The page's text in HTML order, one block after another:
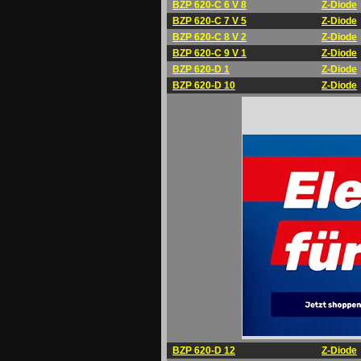
BZP 620-C 6 V 8
Z-Diode
BZP 620-C 7 V 5
Z-Diode
BZP 620-C 8 V 2
Z-Diode
BZP 620-C 9 V 1
Z-Diode
BZP 620-D 1
Z-Diode
BZP 620-D 10
Z-Diode
BZP 620-D 12
Z-Diode